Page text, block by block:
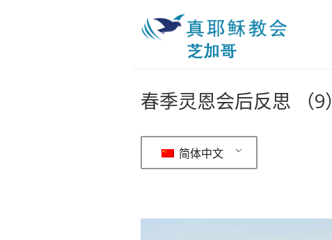
春季灵恩会后反思 （9）
简体中文